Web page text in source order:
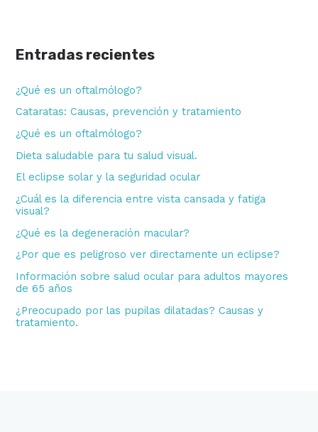
a
p
r
:
Entradas recientes
¿Qué es un oftalmólogo?
Cataratas: Causas, prevención y tratamiento
¿Qué es un oftalmólogo?
Dieta saludable para tu salud visual.
El eclipse solar y la seguridad ocular
¿Cuál es la diferencia entre vista cansada y fatiga
visual?
¿Qué es la degeneración macular?
¿Por que es peligroso ver directamente un eclipse?
Información sobre salud ocular para adultos mayores
de 65 años
¿Preocupado por las pupilas dilatadas? Causas y
tratamiento.